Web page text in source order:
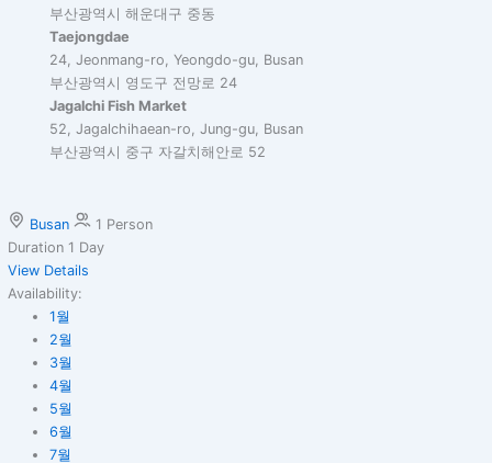
부산광역시 해운대구 중동
Taejongdae
24, Jeonmang-ro, Yeongdo-gu, Busan
부산광역시 영도구 전망로 24
Jagalchi Fish Market
52, Jagalchihaean-ro, Jung-gu, Busan
부산광역시 중구 자갈치해안로 52
Busan
1 Person
Duration 1 Day
View Details
Availability:
1월
2월
3월
4월
5월
6월
7월